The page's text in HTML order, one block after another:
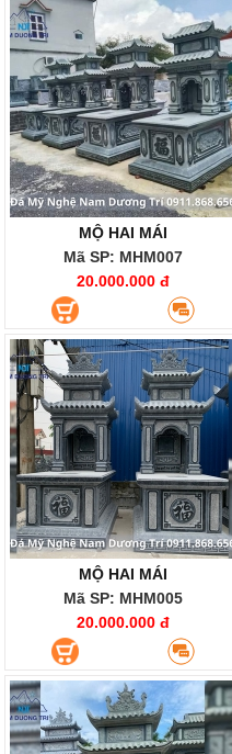
MỘ HAI MÁI
Mã SP: MHM007
20.000.000 đ
MỘ HAI MÁI
Mã SP: MHM005
20.000.000 đ